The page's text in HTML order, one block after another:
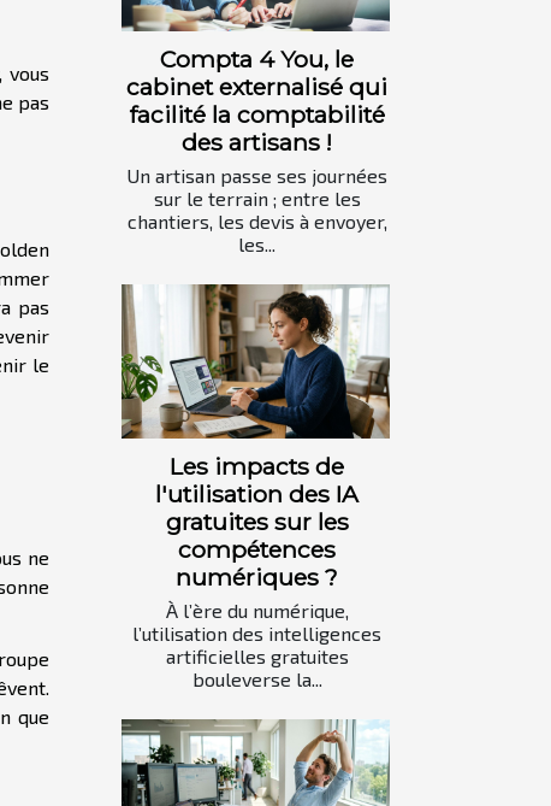
vous
pas
pas
le
ne
que
Compta 4 You, le
cabinet externalisé qui
facilité la comptabilité
des artisans !
Un artisan passe ses journées
sur le terrain ; entre les
chantiers, les devis à envoyer,
les...
Les impacts de
l'utilisation des IA
gratuites sur les
compétences
numériques ?
À l’ère du numérique,
l’utilisation des intelligences
artificielles gratuites
bouleverse la...